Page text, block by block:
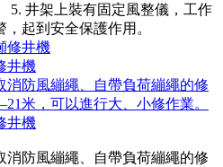
5. 井架上裝有固定風整儀，工作
起到安全保護作用。
井機
消防風繃繩、自帶負荷繃繩的修
米，可以進行大、小修作業。
井機
消防風繃繩、自帶負荷繃繩的修